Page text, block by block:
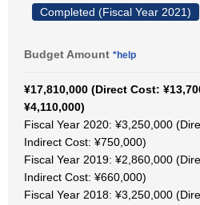
Completed (Fiscal Year 2021)
Budget Amount *help
¥17,810,000 (Direct Cost:
¥4,110,000)
Fiscal Year 2020: ¥3,250,000
Indirect Cost: ¥750,000)
Fiscal Year 2019: ¥2,860,000
Indirect Cost: ¥660,000)
Fiscal Year 2018: ¥3,250,000